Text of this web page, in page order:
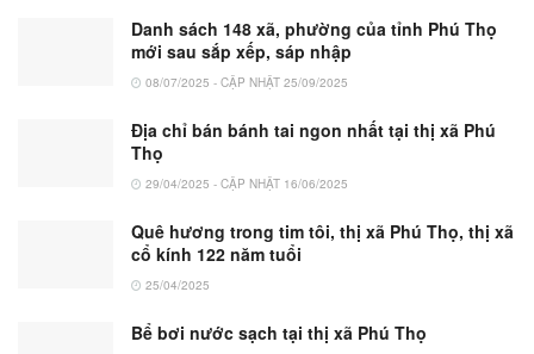
Danh sách 148 xã, phường của tỉnh Phú Thọ
mới sau sắp xếp, sáp nhập
08/07/2025 - CẬP NHẬT 25/09/2025
Địa chỉ bán bánh tai ngon nhất tại thị xã Phú
Thọ
29/04/2025 - CẬP NHẬT 16/06/2025
Quê hương trong tim tôi, thị xã Phú Thọ, thị xã
cổ kính 122 năm tuổi
25/04/2025
Bể bơi nước sạch tại thị xã Phú Thọ